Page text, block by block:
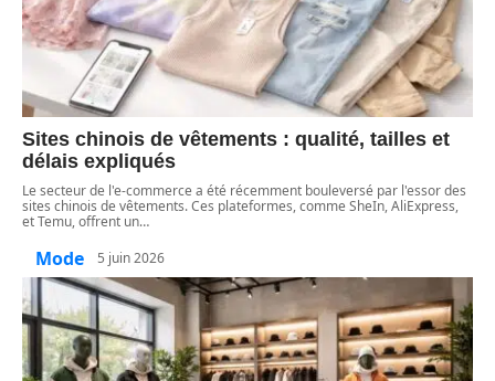
Sites chinois de vêtements : qualité, tailles et
délais expliqués
Le secteur de l'e-commerce a été récemment bouleversé par l'essor des
sites chinois de vêtements. Ces plateformes, comme SheIn, AliExpress,
et Temu, offrent un…
Mode 5 juin 2026